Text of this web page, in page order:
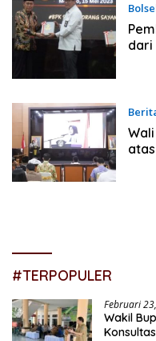
dari
#TERPOPULER
Februari
Wakil